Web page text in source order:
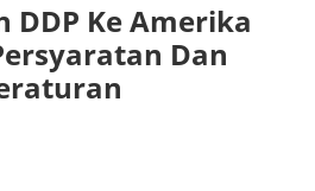
DDP Ke Amerika
Dan